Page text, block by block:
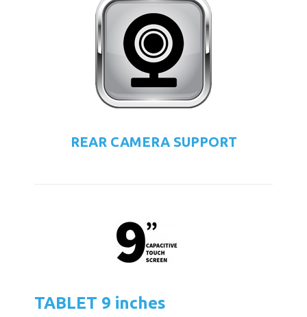
REAR CAMERA SUPPORT
TABLET 9 inches